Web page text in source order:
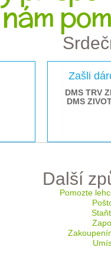
nám
Zašli
DMS TRV
DMS
Další
Pomozte